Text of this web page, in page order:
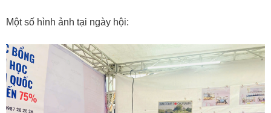
Một số hình ảnh tại ngày hội: